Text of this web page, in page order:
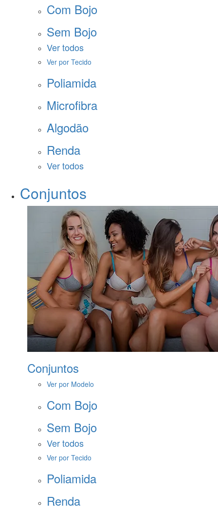
Com Bojo
Sem Bojo
Ver todos
Ver por Tecido
Poliamida
Microfibra
Algodão
Renda
Ver todos
Conjuntos
Conjuntos
Ver por Modelo
Com Bojo
Sem Bojo
Ver todos
Ver por Tecido
Poliamida
Renda